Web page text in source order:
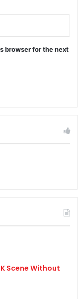
browser for the next
Scene Without